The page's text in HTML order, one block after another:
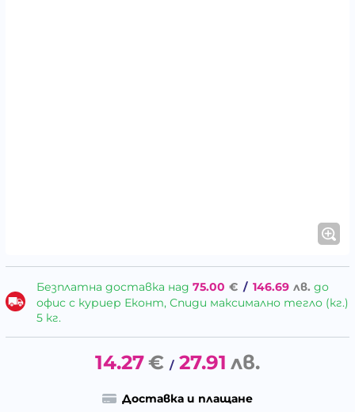
Безплатна доставка над 75.00 € / 146.69 лв. до
офис с куриер Еконт, Спиди максимално тегло (кг.)
5 кг.
14.27€ / 27.91 лв.
Доставка и плащане